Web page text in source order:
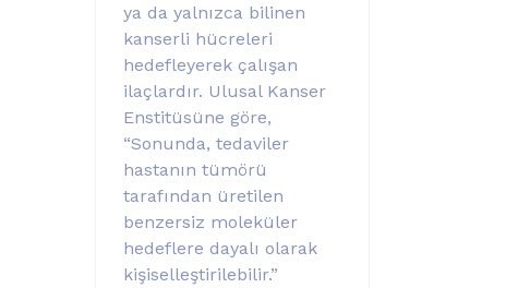
ya da yalnızca bilinen
kanserli hücreleri
hedefleyerek çalışan
ilaçlardır. Ulusal Kanser
Enstitüsüne göre,
“Sonunda, tedaviler
hastanın tümörü
tarafından üretilen
benzersiz moleküler
hedeflere dayalı olarak
kişiselleştirilebilir.”